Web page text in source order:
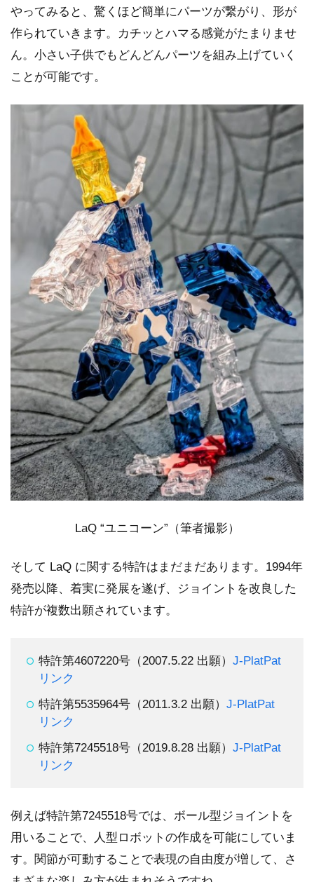
やってみると、驚くほど簡単にパーツが繋がり、形が
作られていきます。カチッとハマる感覚がたまりませ
ん。小さい子供でもどんどんパーツを組み上げていく
ことが可能です。
LaQ “ユニコーン”（筆者撮影）
そして LaQ に関する特許はまだまだあります。1994年
発売以降、着実に発展を遂げ、ジョイントを改良した
特許が複数出願されています。
特許第4607220号（2007.5.22 出願）J-PlatPat
リンク
特許第5535964号（2011.3.2 出願）J-PlatPat
リンク
特許第7245518号（2019.8.28 出願）J-PlatPat
リンク
例えば特許第7245518号では、ボール型ジョイントを
用いることで、人型ロボットの作成を可能にしていま
す。関節が可動することで表現の自由度が増して、さ